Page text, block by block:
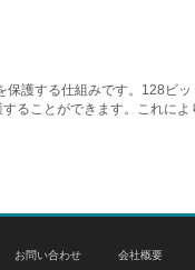
護する仕組みです。128ビ
ることができます。これに
お問い合わせ 会社概要